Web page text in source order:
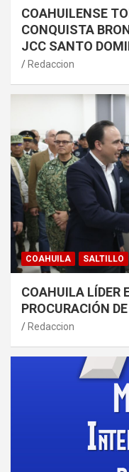
COAHUILENSE
CONQUISTA
JCC SANTO
Redaccion
COAHUILA SALTILLO
COAHUILA LÍDER
PROCURACIÓN
Redaccion